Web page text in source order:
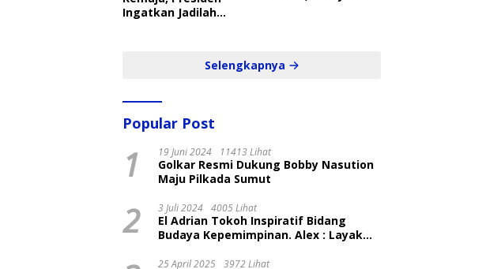
Ingatkan Jadilah
Selengkapnya
Popular Post
1 19 Juni 2024 11413 Lihat
Golkar Resmi Dukung Bobby Nasution
Maju Pilkada Sumut
2 3 Juli 2024 4005 Lihat
El Adrian Tokoh Inspiratif Bidang
Budaya Kepemimpinan. Alex : Layak
25 April 2025 3972 Lihat